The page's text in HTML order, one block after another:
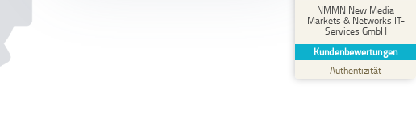
NMMN New Media
Markets & Networks IT-
Services GmbH
Kundenbewertungen
Authentizität
Erfahren Sie mehr über dieses Bewertungssiegel
01.01.1970